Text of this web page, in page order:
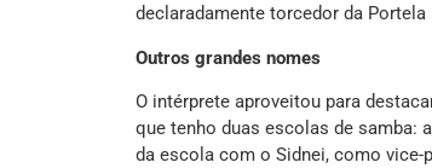
declaradamente torcedor da
Outros grandes nomes
O intérprete aproveitou para
que tenho duas escolas de samba:
da escola com o Sidnei, como